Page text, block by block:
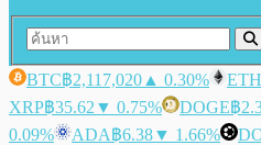
BTC฿2,117,020 ▲ 0.30% ETH
XRP฿35.62 ▼ 0.75% DOGE฿
0.09%
ADA฿6.38▼ 1.66%